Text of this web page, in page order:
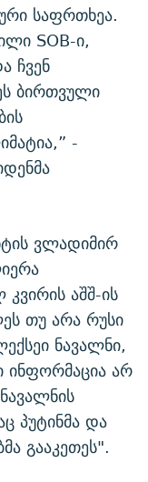
საფრთხეა.
SOB-ი,
ჩვენ
ბირთვული
-
ვლადიმირ
აშშ-ის
თუ არა რუსი
ნავალნი,
ინფორმაცია არ
პუტინმა და
გააკეთეს".